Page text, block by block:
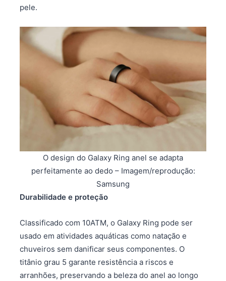
pele.
O design do Galaxy Ring anel se adapta
perfeitamente ao dedo – Imagem/reprodução:
Samsung
Durabilidade e proteção
Classificado com 10ATM, o Galaxy Ring pode ser
usado em atividades aquáticas como natação e
chuveiros sem danificar seus componentes. O
titânio grau 5 garante resistência a riscos e
arranhões, preservando a beleza do anel ao longo